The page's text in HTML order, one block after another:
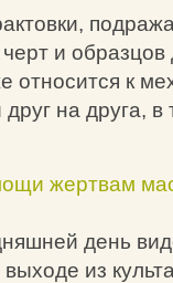
и
относится к
на друга, в
жертвам
день
из